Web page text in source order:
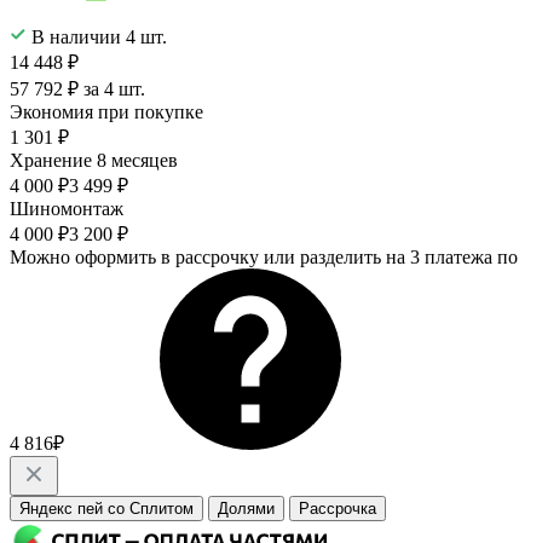
В наличии 4 шт.
14 448 ₽
57 792 ₽ за 4 шт.
Экономия при покупке
1 301 ₽
Хранение 8 месяцев
4 000 ₽3 499 ₽
Шиномонтаж
4 000 ₽3 200 ₽
Можно оформить в рассрочку или разделить на 3 платежа по
4 816₽
Яндекс пей со Сплитом Долями Рассрочка